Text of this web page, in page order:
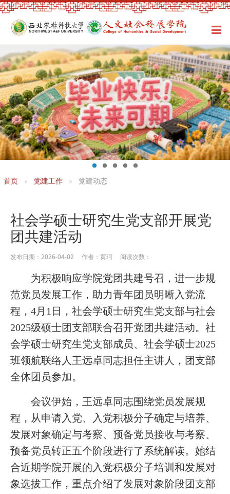
首页 党建工作 党建动态
社会学硕士研究生党支部开展党
团共建活动
发布日期：2026-04-02 作者：黄珂 阅读次数：
为积极响应学院党团共建号召，进一步规
范党员发展工作，助力青年团员明晰入党流
程，4月1日，社会学硕士研究生党支部与社会
2025级硕士团支部联合召开党团共建活动。社
会学硕士研究生党支部成员、社会学硕士2025
班领航联络人王远卓同志担任主讲人，团支部
全体团员参加。
会议伊始，王远卓同志围绕党员发展规
程，从申请入党、入党积极分子确定与培养、
发展对象确定与考察、预备党员接收与考察、
预备党员转正五个阶段进行了系统解读。她结
合近期学院开展的入党积极分子培训和发展对
象选拔工作，重点介绍了发展对象阶段团支部